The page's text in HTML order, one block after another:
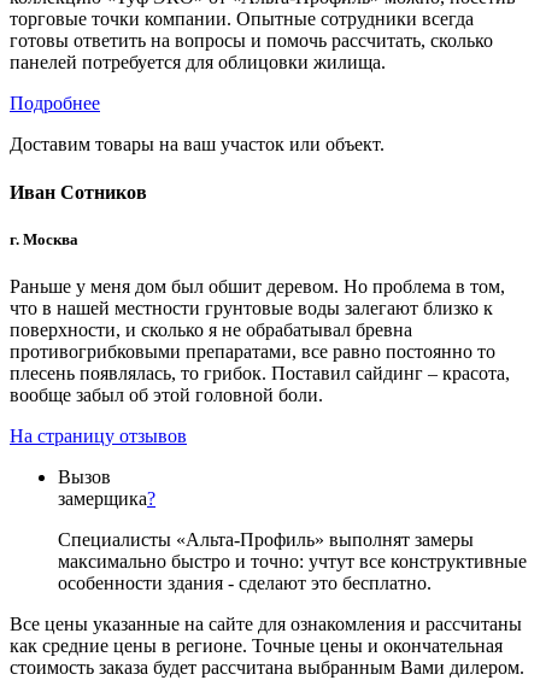
торговые точки компании. Опытные сотрудники всегда
готовы ответить на вопросы и помочь рассчитать, сколько
панелей потребуется для облицовки жилища.
Подробнее
Доставим товары на ваш участок или объект.
Иван Сотников
г. Москва
Раньше у меня дом был обшит деревом. Но проблема в том,
что в нашей местности грунтовые воды залегают близко к
поверхности, и сколько я не обрабатывал бревна
противогрибковыми препаратами, все равно постоянно то
плесень появлялась, то грибок. Поставил сайдинг – красота,
вообще забыл об этой головной боли.
На страницу отзывов
Вызов
замерщика?
Специалисты «Альта-Профиль» выполнят замеры
максимально быстро и точно: учтут все конструктивные
особенности здания - сделают это бесплатно.
Все цены указанные на сайте для ознакомления и рассчитаны
как средние цены в регионе. Точные цены и окончательная
стоимость заказа будет рассчитана выбранным Вами дилером.